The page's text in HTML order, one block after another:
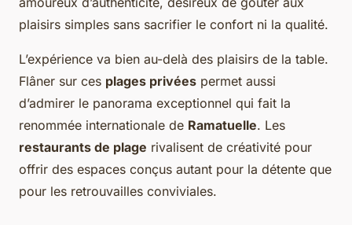
plaisirs simples sans sacrifier le confort ni la qualité.
L’expérience va bien au-delà des plaisirs de la table.
Flâner sur ces plages privées permet aussi
d’admirer le panorama exceptionnel qui fait la
renommée internationale de Ramatuelle. Les
restaurants de plage rivalisent de créativité pour
offrir des espaces conçus autant pour la détente que
pour les retrouvailles conviviales.